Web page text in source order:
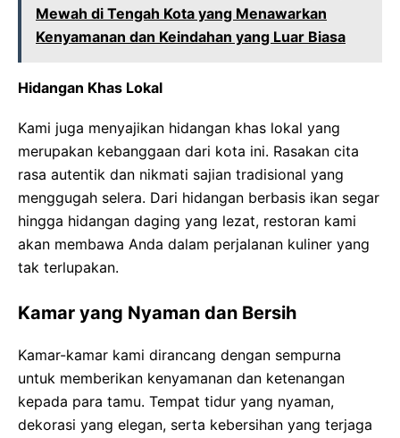
Mewah di Tengah Kota yang Menawarkan
Kenyamanan dan Keindahan yang Luar Biasa
Hidangan Khas Lokal
Kami juga menyajikan hidangan khas lokal yang
merupakan kebanggaan dari kota ini. Rasakan cita
rasa autentik dan nikmati sajian tradisional yang
menggugah selera. Dari hidangan berbasis ikan segar
hingga hidangan daging yang lezat, restoran kami
akan membawa Anda dalam perjalanan kuliner yang
tak terlupakan.
Kamar yang Nyaman dan Bersih
Kamar-kamar kami dirancang dengan sempurna
untuk memberikan kenyamanan dan ketenangan
kepada para tamu. Tempat tidur yang nyaman,
dekorasi yang elegan, serta kebersihan yang terjaga